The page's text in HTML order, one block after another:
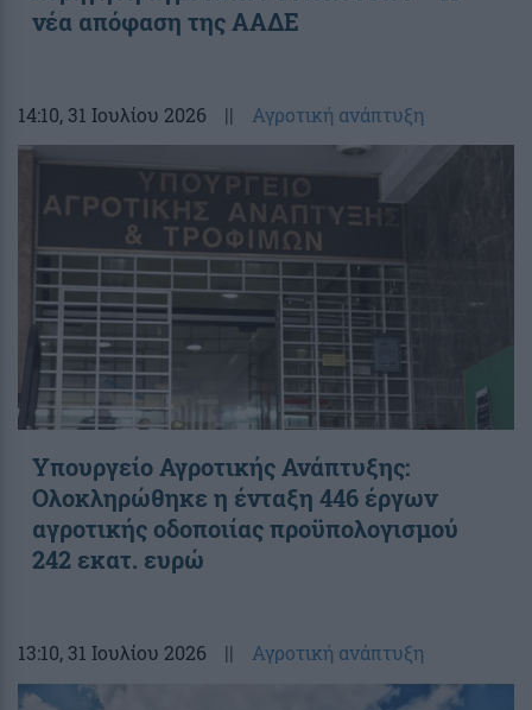
νέα απόφαση της ΑΑΔΕ
14:10, 31 Ιουλίου 2026 || Αγροτική ανάπτυξη
Υπουργείο Αγροτικής Ανάπτυξης:
Ολοκληρώθηκε η ένταξη 446 έργων
αγροτικής οδοποιίας προϋπολογισμού
242 εκατ. ευρώ
13:10, 31 Ιουλίου 2026 || Αγροτική ανάπτυξη